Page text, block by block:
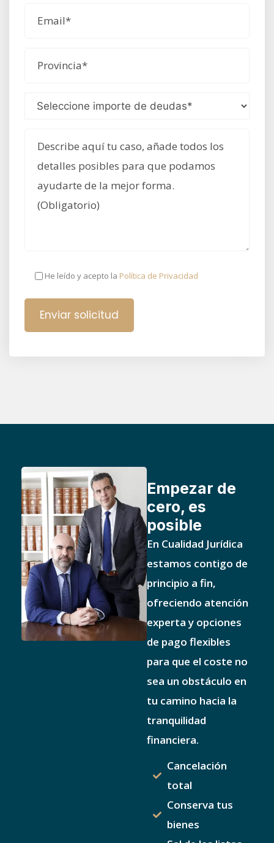
He leído y acepto la Política de Privacidad
Empezar de
cero, es
posible
En Cualidad Jurídica
estamos contigo de
principio a fin,
ofreciendo atención
experta y opciones
de pago flexibles
para que el coste no
sea un obstáculo en
tu camino hacia la
tranquilidad
financiera.
Cancelación
total
Conserva tus
bienes